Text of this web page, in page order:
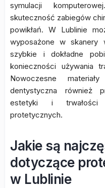
symulacji
skuteczność zabiegów
powikłań. W Lublinie
wyposażone w skanery
szybkie i dokładne
konieczności używania
Nowoczesne
dentystyczna również
estetyki i trwałości
protetycznych.
Jakie są
dotyczące
w Lublinie